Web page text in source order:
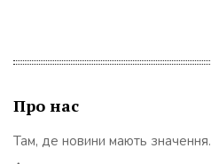
Про нас
Там, де новини мають значення.